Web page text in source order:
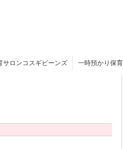
サロンコスギビーンズ 一時預かり保育